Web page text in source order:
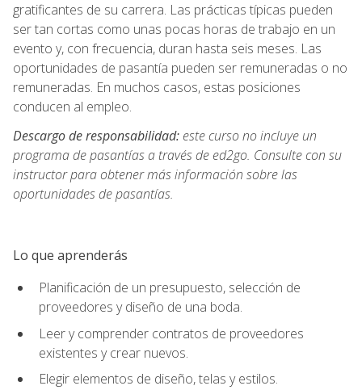
gratificantes de su carrera. Las prácticas típicas pueden
ser tan cortas como unas pocas horas de trabajo en un
evento y, con frecuencia, duran hasta seis meses. Las
oportunidades de pasantía pueden ser remuneradas o no
remuneradas. En muchos casos, estas posiciones
conducen al empleo.
Descargo de responsabilidad: este curso no incluye un
programa de pasantías a través de ed2go. Consulte con su
instructor para obtener más información sobre las
oportunidades de pasantías.
Lo que aprenderás
Planificación de un presupuesto, selección de
proveedores y diseño de una boda.
Leer y comprender contratos de proveedores
existentes y crear nuevos.
Elegir elementos de diseño, telas y estilos.